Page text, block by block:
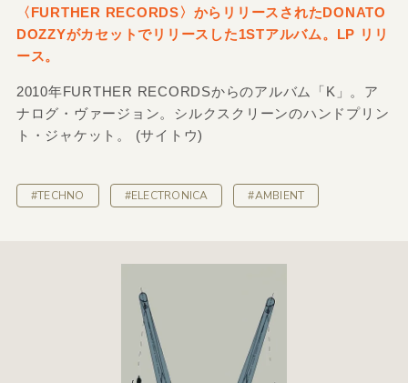
〈FURTHER RECORDS〉からリリースされたDONATO
DOZZYがカセットでリリースした1STアルバム。LP リリ
ース。
2010年FURTHER RECORDSからのアルバム「K」。ア
ナログ・ヴァージョン。シルクスクリーンのハンドプリン
ト・ジャケット。 (サイトウ)
#TECHNO #ELECTRONICA #AMBIENT